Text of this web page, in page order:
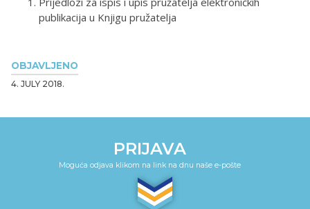
OBJAVLJENO
4. JULY 2018.
publikacija u Knjigu pružatelja
PRIJAVA
Moguća odjava klikom na link na dnu naše e-pošte